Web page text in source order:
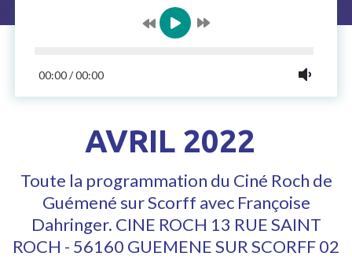
00:00/00:00
AVRIL 2022
Toute la programmation du Ciné Roch de
Guémené sur Scorff avec Françoise
Dahringer. CINE ROCH 13 RUE SAINT
ROCH - 56160 GUEMENE SUR SCORFF 02